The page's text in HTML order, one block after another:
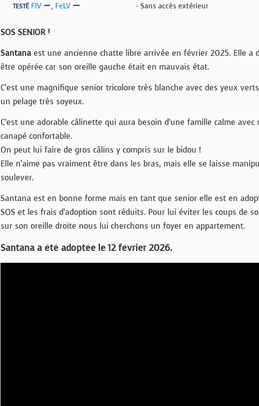
TESTÉ FIV , FeLV - Sans accès extérieur
SOS SENIOR !
Santana est une ancienne chatte libre arrivée en février 2025. Elle a
être opérée car son oreille gauche était en mauvais état.
C’est une magnifique senior tricolore très blanche avec des yeux
un pelage très soyeux.
C’est une adorable câlinette qui aura besoin d’une famille calme avec
canapé confortable.
On peut lui faire de gros câlins y compris sur le bidou !
Elle n’aime pas vraiment être dans les bras, mais elle se laisse
soulever.
Santana est en bonne forme mais en tant que senior elle est en
SOS et les frais d’adoption sont réduits. Pour lui éviter les coups de
sur son oreille droite nous lui cherchons un foyer en appartement.
Santana a été adoptée le 12 février 2026.